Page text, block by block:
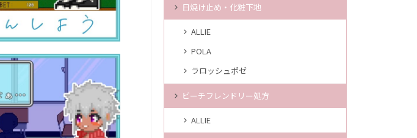
日焼け止め・化粧下地
ALLIE
POLA
ラロッシュポゼ
ビーチフレンドリー処方
ALLIE